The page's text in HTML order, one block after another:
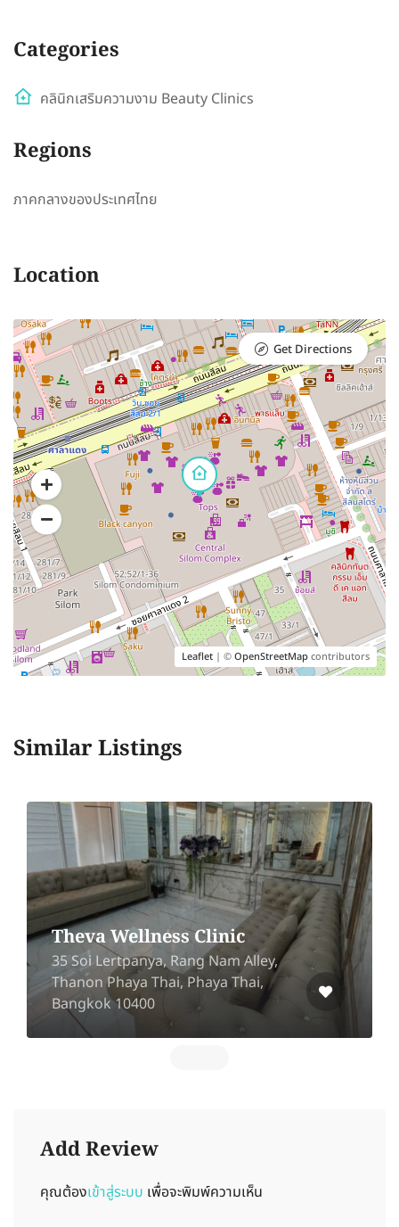
Categories
คลินิกเสริมความงาม Beauty Clinics
Regions
ภาคกลางของประเทศไทย
Location
Leaflet | ©OpenStreetMapcontributors
Get Directions
Similar Listings
Theva Wellness Clinic
35 Soi Lertpanya, Rang Nam Alley,
Thanon Phaya Thai, Phaya Thai,
Bangkok 10400
Add Review
คุณต้องเข้าสู่ระบบ เพื่อจะพิมพ์ความเห็น